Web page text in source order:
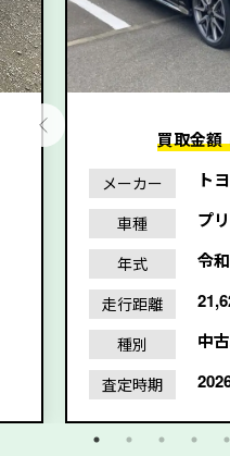
買取金額
メーカー ト
車種 プ
年式 令
走行距離
種別 中
査定時期